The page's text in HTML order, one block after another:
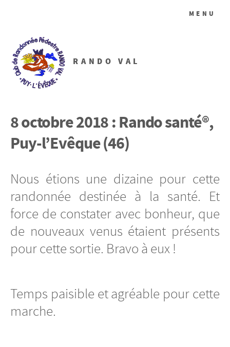
RANDO VAL
MENU
8 octobre 2018 : Rando santé®,
Puy-l’Evêque (46)
Nous étions une dizaine pour cette
randonnée destinée à la santé. Et
force de constater avec bonheur, que
de nouveaux venus étaient présents
pour cette sortie. Bravo à eux !
Temps paisible et agréable pour cette
marche.